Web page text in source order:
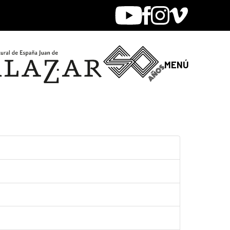
YoutubeFacebook
Instagram
Vimeo
MENÚ